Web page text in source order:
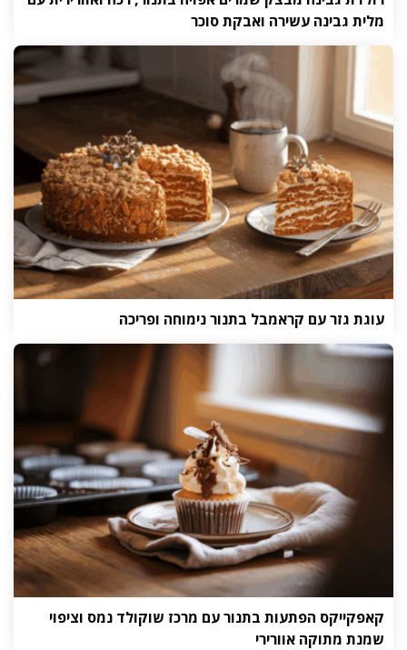
מלית גבינה עשירה ואבקת סוכר
עוגת גזר עם קראמבל בתנור נימוחה ופריכה
קאפקייקס הפתעות בתנור עם מרכז שוקולד נמס וציפוי
שמנת מתוקה אוורירי